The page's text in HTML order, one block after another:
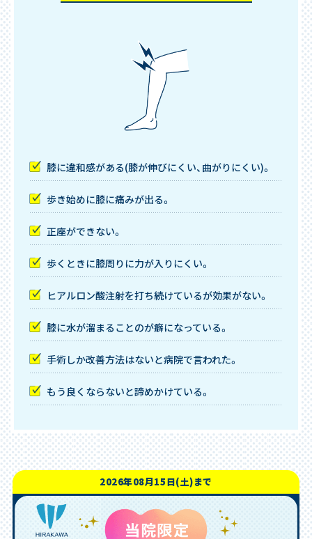
膝に違和感がある(膝が伸びにくい、曲がりにくい)。
歩き始めに膝に痛みが出る。
正座ができない。
歩くときに膝周りに力が入りにくい。
ヒアルロン酸注射を打ち続けているが効果がない。
膝に水が溜まることのが癖になっている。
手術しか改善方法はないと病院で言われた。
もう良くならないと諦めかけている。
2026年08月15日(土)まで